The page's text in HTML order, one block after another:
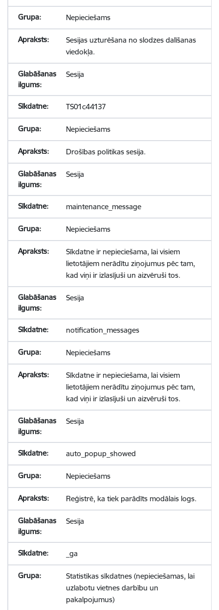
Nepieciešams
Sesijas uzturēšana no slodzes dalīšanas
viedokļa.
Sesija
TS01c44137
Nepieciešams
Drošības politikas sesija.
Sesija
maintenance_message
Nepieciešams
Sīkdatne ir nepieciešama, lai visiem
lietotājiem nerādītu ziņojumus pēc tam,
kad viņi ir izlasījuši un aizvēruši tos.
Sesija
notification_messages
Nepieciešams
Sīkdatne ir nepieciešama, lai visiem
lietotājiem nerādītu ziņojumus pēc tam,
kad viņi ir izlasījuši un aizvēruši tos.
Sesija
auto_popup_showed
Nepieciešams
Reģistrē, ka tiek parādīts modālais logs.
Sesija
_ga
Statistikas sīkdatnes (nepieciešamas, lai
uzlabotu vietnes darbību un
pakalpojumus)